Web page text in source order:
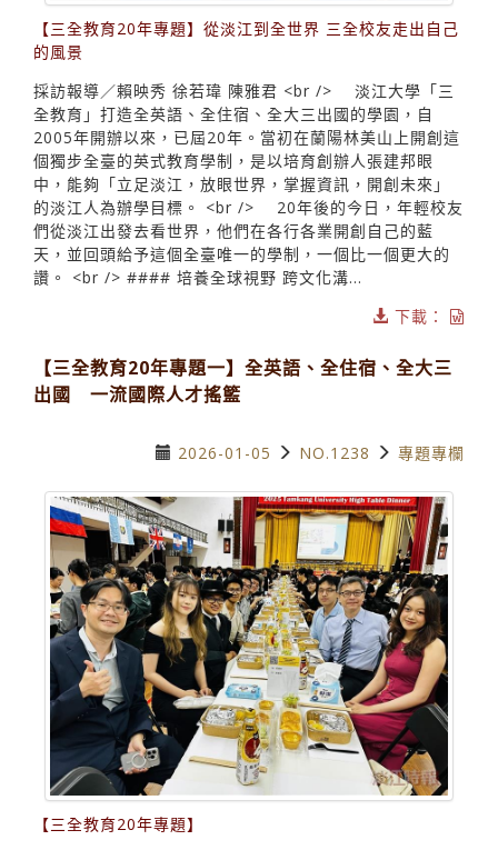
【三全教育20年專題】從淡江到全世界 三全校友走出自己
的風景
採訪報導／賴映秀 徐若瑋 陳雅君 <br /> 淡江大學「三
全教育」打造全英語、全住宿、全大三出國的學園，自
2005年開辦以來，已屆20年。當初在蘭陽林美山上開創這
個獨步全臺的英式教育學制，是以培育創辦人張建邦眼
中，能夠「立足淡江，放眼世界，掌握資訊，開創未來」
的淡江人為辦學目標。 <br /> 20年後的今日，年輕校友
們從淡江出發去看世界，他們在各行各業開創自己的藍
天，並回頭給予這個全臺唯一的學制，一個比一個更大的
讚。 <br /> #### 培養全球視野 跨文化溝...
下載：
【三全教育20年專題一】全英語、全住宿、全大三
出國 一流國際人才搖籃
2026-01-05 NO.1238 專題專欄
【三全教育20年專題】